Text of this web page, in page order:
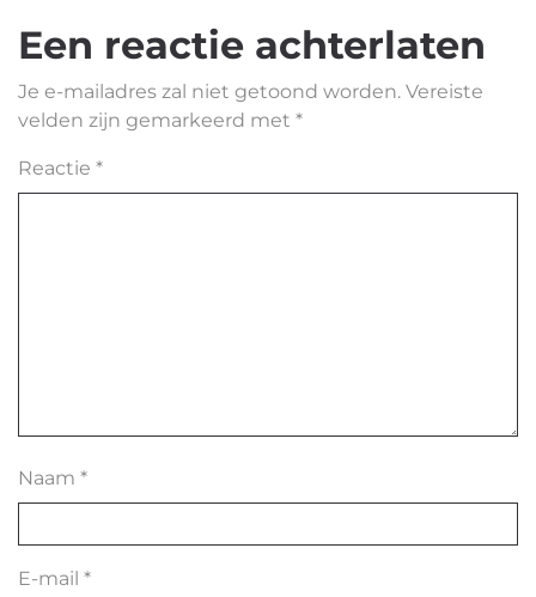
Een reactie achterlaten
Je e-mailadres zal niet getoond worden. Vereiste
velden zijn gemarkeerd met *
Reactie *
Naam *
E-mail *